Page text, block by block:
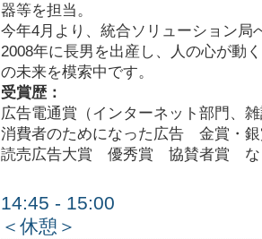
器等を担当。
今年4月より、統合ソリューション局
2008年に長男を出産し、人の心が動
の未来を模索中です。
受賞歴：
広告電通賞（インターネット部門、
消費者のためになった広告 金賞・
読売広告大賞 優秀賞 協賛者賞 な
14:45 - 15:00
＜休憩＞